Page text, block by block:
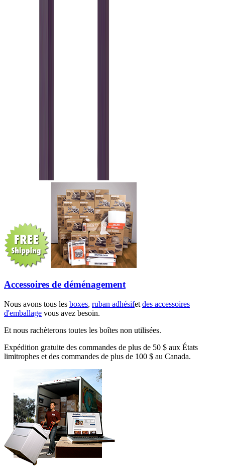
Accessoires de déménagement
Nous avons tous les boxes, ruban adhésifet des accessoires
d'emballage vous avez besoin.
Et nous rachèterons toutes les boîtes non utilisées.
Expédition gratuite des commandes de plus de 50 $ aux États
limitrophes et des commandes de plus de 100 $ au Canada.